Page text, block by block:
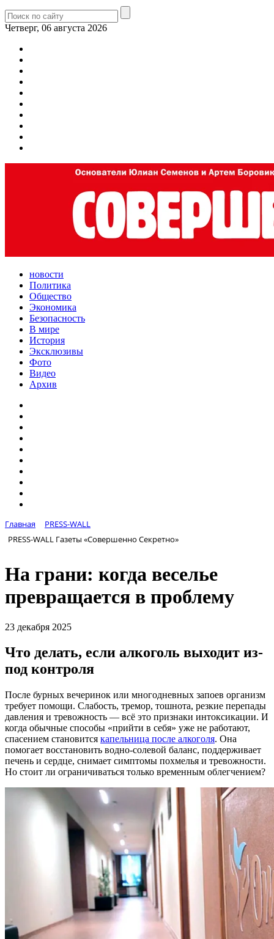
Четверг, 06 августа 2026
новости
Политика
Общество
Экономика
Безопасность
В мире
История
Эксклюзивы
Фото
Видео
Архив
Главная
PRESS-WALL
PRESS-WALL Газеты «Совершенно Секретно»
На грани: когда веселье
превращается в проблему
23 декабря 2025
Что делать, если алкоголь выходит из-
под контроля
После бурных вечеринок или многодневных запоев организм
требует помощи. Слабость, тремор, тошнота, резкие перепады
давления и тревожность — всё это признаки интоксикации. И
когда обычные способы «прийти в себя» уже не работают,
спасением становится капельница после алкоголя. Она
помогает восстановить водно-солевой баланс, поддерживает
печень и сердце, снимает симптомы похмелья и тревожности.
Но стоит ли ограничиваться только временным облегчением?